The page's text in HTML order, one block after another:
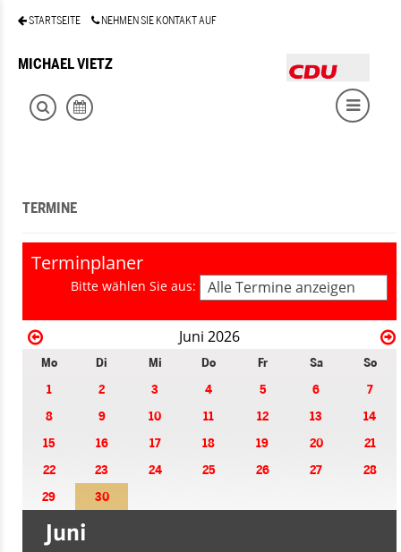
STARTSEITE NEHMEN SIE KONTAKT AUF
MICHAEL VIETZ
TERMINE
Terminplaner
Bitte wählen Sie aus: Alle Termine anzeigen
Juni 2026
Mo Di Mi Do Fr Sa
So
1
2 3 4 5 6
7
8
9 10 11 12 13
14
15
16 17 18 19 20
21
22
23 24 25 26 27
28
29
30